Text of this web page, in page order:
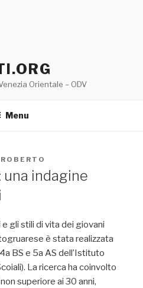
Orientale – ODV
Menu
ROBERTO
una indagine
gli stili di vita dei giovani
è stata realizzata
BS e 5a AS dell’Istituto
La ricerca ha coinvolto
superiore ai 30 anni,